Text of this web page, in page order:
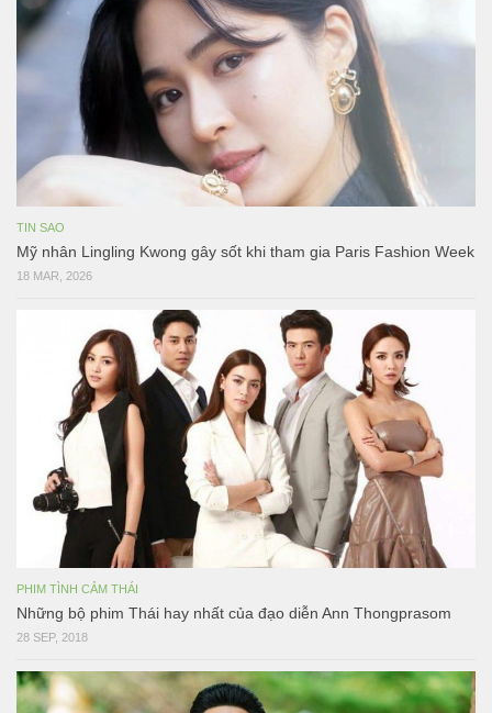
TIN SAO
Mỹ nhân Lingling Kwong gây sốt khi tham gia Paris Fashion Week
18 MAR, 2026
PHIM TÌNH CẢM THÁI
Những bộ phim Thái hay nhất của đạo diễn Ann Thongprasom
28 SEP, 2018